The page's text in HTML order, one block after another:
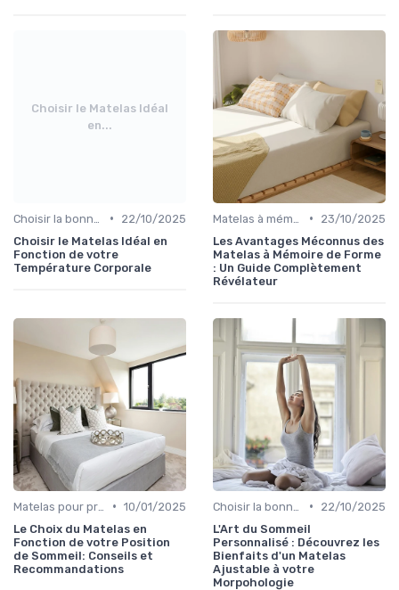
Choisir le Matelas Idéal
en...
•
22/10/2025
Choisir le Matelas Idéal en
Fonction de votre
Température Corporale
•
23/10/2025
Les Avantages Méconnus des
Matelas à Mémoire de Forme
: Un Guide Complètement
Révélateur
• 10/01/2025
Le Choix du Matelas en
Fonction de votre Position
de Sommeil: Conseils et
Recommandations
•
22/10/2025
L'Art du Sommeil
Personnalisé : Découvrez les
Bienfaits d'un Matelas
Ajustable à votre
Morpohologie